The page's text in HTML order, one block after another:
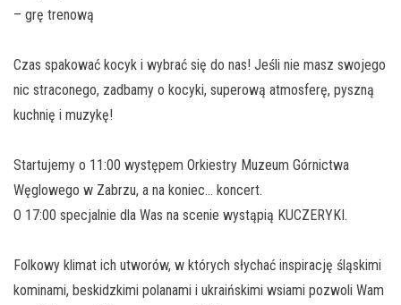
– grę trenową
Czas spakować kocyk i wybrać się do nas! Jeśli nie masz swojego
nic straconego, zadbamy o kocyki, superową atmosferę, pyszną
kuchnię i muzykę!
Startujemy o 11:00 występem Orkiestry Muzeum Górnictwa
Węglowego w Zabrzu, a na koniec… koncert.
O 17:00 specjalnie dla Was na scenie wystąpią KUCZERYKI.
Folkowy klimat ich utworów, w których słychać inspirację śląskimi
kominami, beskidzkimi polanami i ukraińskimi wsiami pozwoli Wam